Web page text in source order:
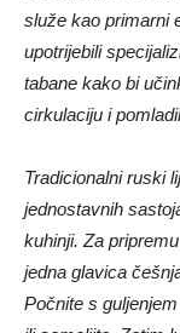
služe kao primarni
upotrijebili
tabane kako bi
cirkulaciju i
Tradicionalni ruski
jednostavnih
kuhinji. Za
jedna glavica
Počnite s